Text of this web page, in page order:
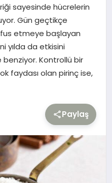
sayesinde hücrelerin
Gün geçtikçe
etmeye başlayan
yılda da etkisini
Kontrollü bir
faydası olan pirinç ise,
Paylaş